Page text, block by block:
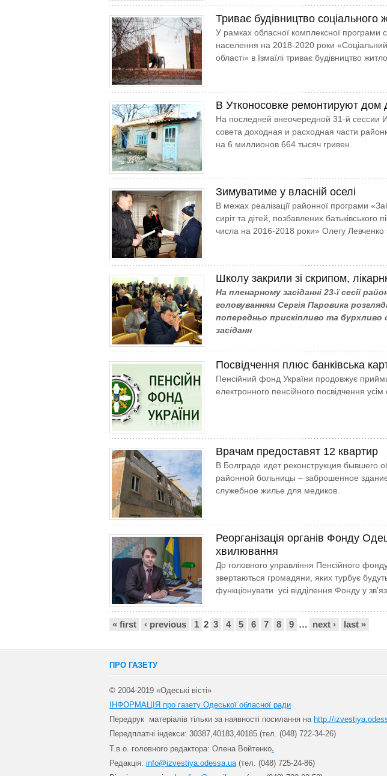
Триває будівництво соціального
У рамках обласної комплексної програми
населення на 2018-2020 роки
області» в Ізмаїлі триває будівництво
В Утконосовке ремонтируют дом
На последней внеочередной 31-й сессии
совета доходная и расходная части
на 6 миллионов 664 тысяч гривен.
Зимуватиме у власній оселі
В межах реалізації районної програми
сиріт та дітей, позбавлених батьківського
числа на 2016-2018 роки» Олегу Левченко
Школу закрили зі скрипом,
На пленарному засіданні 23-ї сесії
головуванням Сергія Паровика
попередньо прискіпливо та бурхливо
засіданн
Посвідчення плюс банківська
Пенсійний фонд України продовжує
електронного пенсійного посвідчення
Врачам предоставят 12 квартир
В Болграде идет реконструкция бывшего
районной больницы – заброшенное
служебное жилье для медиков.
Реорганізація органів Фонду
хвилювання
До головного управління Пенсійного
звертаються громадяни, яких турбує
функціонувати усі відділення Фонду у
Сторінки
« first ‹ previous 1 2 3 4 5 6 7 8 9 … next › last »
ПРО ГАЗЕТУ
© 2004-2019 «Одеські вісті»
ІНФОРМАЦІЯ про газету Одеської обласної ради
Передрук матеріалів тільки за наявності посилання на http://
Передплатні індекси: 30387,40183,40185 (тел. (048) 722-34-26)
Т.в.о. головного редактора: Олена Войтенко.
Редакція: info@izvestiya.odessa.ua(тел. (048) 725-24-86)